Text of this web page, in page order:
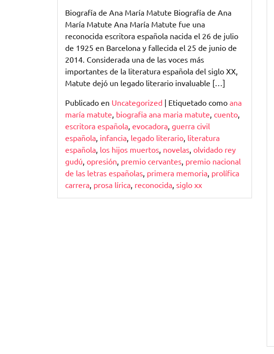
de
Ana
María
Matute:
La
Vida
y
de
una
Escritora
Inmortal
Biografía de Ana María Matute Biografía de Ana
María Matute Ana María Matute fue una
reconocida escritora española nacida el 26 de julio
de 1925 en Barcelona y fallecida el 25 de junio de
2014. Considerada una de las voces más
importantes de la literatura española del siglo XX,
Matute dejó un legado literario invaluable […]
Publicado en Uncategorized | Etiquetado como ana
maría matute biografia ana maria matute cuento
escritora española evocadora guerra civil
española infancia legado literario literatura
española los hijos muertos novelas olvidado rey
gudú opresión premio cervantes premio nacional
de las letras españolas primera memoria prolífica
carrera prosa lírica reconocida siglo xx